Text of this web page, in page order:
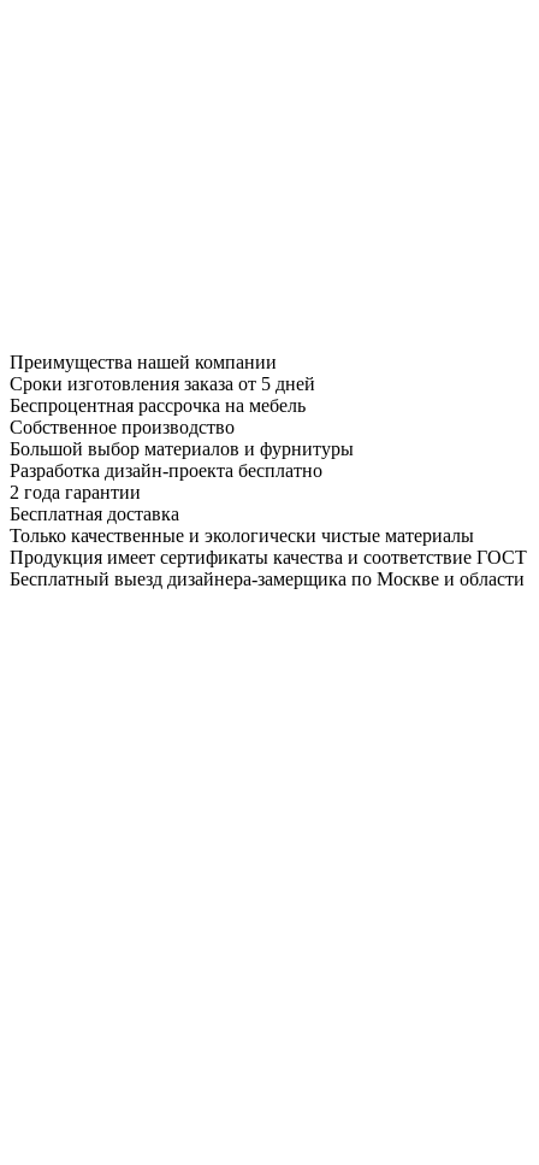
Преимущества нашей компании
Сроки изготовления заказа от 5 дней
Беспроцентная рассрочка на мебель
Собственное производство
Большой выбор материалов и фурнитуры
Разработка дизайн-проекта бесплатно
2 года гарантии
Бесплатная доставка
Только качественные и экологически чистые материалы
Продукция имеет сертификаты качества и соответствие ГОСТ
Бесплатный выезд дизайнера-замерщика по Москве и области